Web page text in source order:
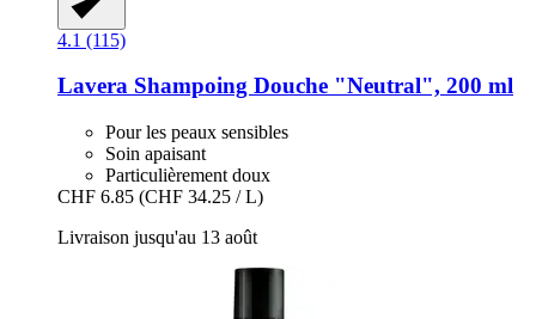
4.1 (115)
Lavera Shampoing Douche "Neutral", 200 ml
Pour les peaux sensibles
Soin apaisant
Particulièrement doux
CHF 6.85 (CHF 34.25 / L)
Livraison jusqu'au 13 août